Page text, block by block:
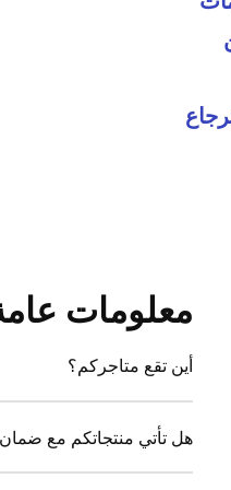
معلومات
أين تقع متاجركم؟
هل تأتي منتجاتكم مع